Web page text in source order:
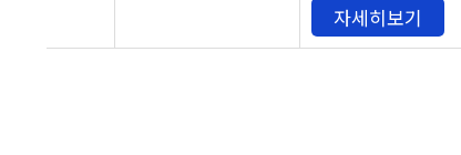
자세히보기